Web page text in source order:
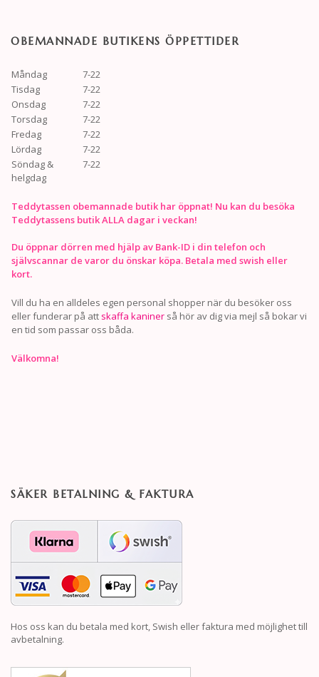
OBEMANNADE BUTIKENS ÖPPETTIDER
Måndag
7-22
Tisdag
7-22
Onsdag
7-22
Torsdag
7-22
Fredag
7-22
Lördag
7-22
Söndag &
helgdag
7-22
Teddytassen obemannade butik har öppnat! Nu kan du besöka
Teddytassens butik ALLA dagar i veckan!
Du öppnar dörren med hjälp av Bank-ID i din telefon och
självscannar de varor du önskar köpa. Betala med swish eller
kort.
Vill du ha en alldeles egen personal shopper när du besöker oss
eller funderar på att skaffa kaniner så hör av dig via mejl så bokar vi
en tid som passar oss båda.
Välkomna!
SÄKER BETALNING & FAKTURA
Hos oss kan du betala med kort, Swish eller faktura med möjlighet till
avbetalning.